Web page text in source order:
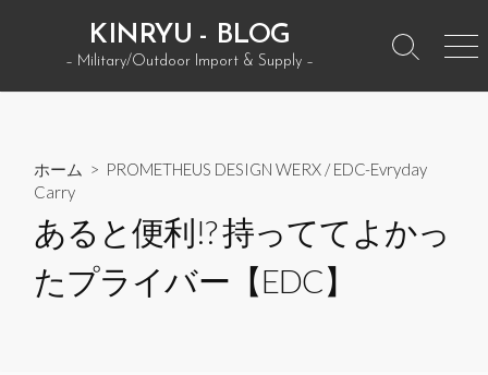
ン
KINRYU - BLOG
– Military/Outdoor Import & Supply –
検
メ
ホーム > PROMETHEUS DESIGN WERX /EDC-Evryday
Carry
あると便利!? 持っててよかっ
たプライバー【EDC】